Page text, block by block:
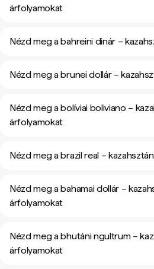
árfolyamokat
Nézd meg a bahreini dinár –
Nézd meg a brunei dollár –
Nézd meg a bolíviai boliviano –
árfolyamokat
Nézd meg a brazil real –
Nézd meg a bahamai dollár –
árfolyamokat
Nézd meg a bhutáni ngultrum –
árfolyamokat